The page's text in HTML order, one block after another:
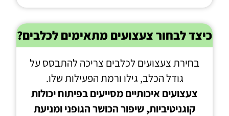
כיצד לבחור צעצועים מתאימים לכלבים?
בחירת צעצועים לכלבים צריכה להתבסס על
גודל הכלב, גילו ורמת הפעילות שלו.
צעצועים איכותיים מסייעים בפיתוח יכולות
קוגניטיביות, שיפור הכושר הגופני ומניעת